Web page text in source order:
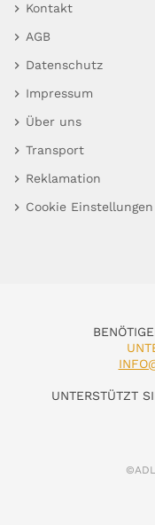
Kontakt
AGB
Datenschutz
Impressum
Über uns
Transport
Reklamation
Cookie Einstellungen
UNTERSTÜTZT